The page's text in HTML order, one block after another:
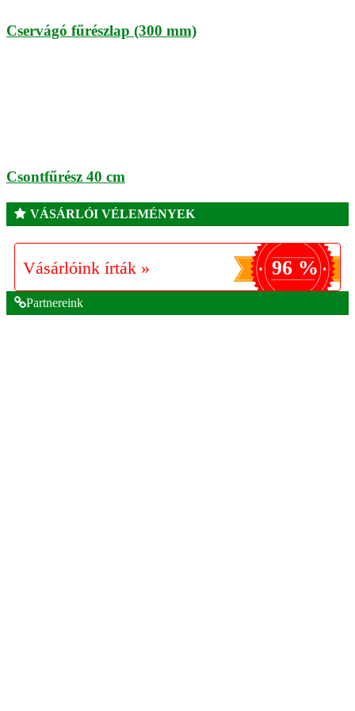
Cservágó fűrészlap (300 mm)
Csontfűrész 40 cm
VÁSÁRLÓI VÉLEMÉNYEK
Vásárlóink írták » 96 %
Partnereink